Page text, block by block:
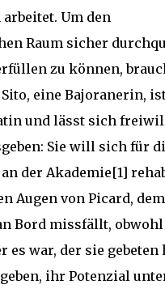
Um den
Raum sicher
zu können,
eine Bajoranerin,
und lässt sich
Sie will sich für
der Akademie[1]
Augen von Picard,
Bord missfällt,
es war, der sie gebeten
ihr Potenzial